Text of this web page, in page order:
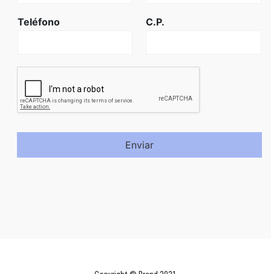
Teléfono C.P.
Enviar